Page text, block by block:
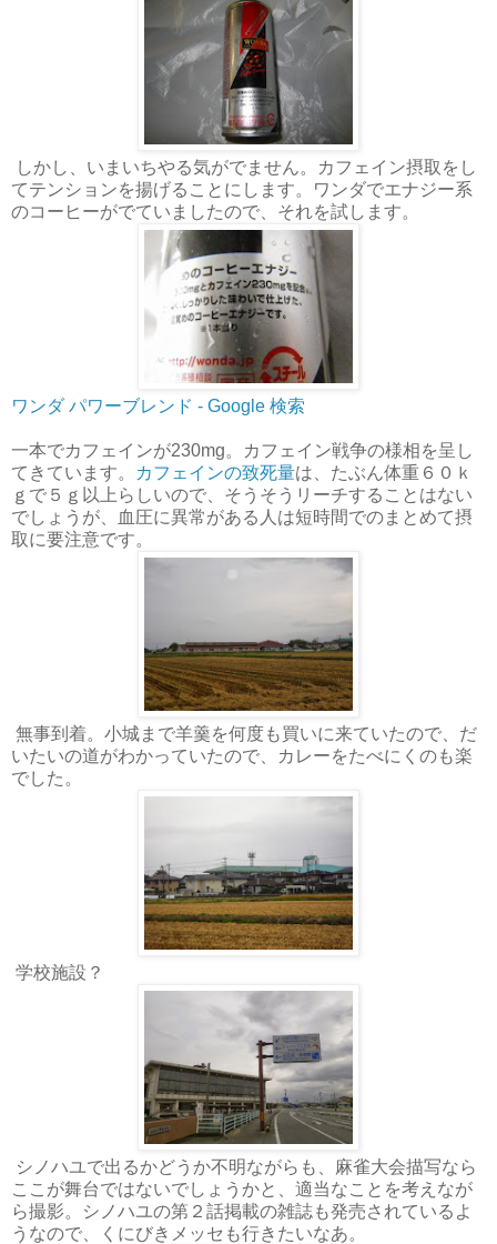
しかし、いまいちやる気がでません。カフェイン摂取をし
てテンションを揚げることにします。ワンダでエナジー系
のコーヒーがでていましたので、それを試します。
ワンダ パワーブレンド - Google 検索
一本でカフェインが230mg。カフェイン戦争の様相を呈し
てきています。
カフェインの致死量は、たぶん体重６０ｋ
ｇで５ｇ以上らしいので、そうそうリーチすることはない
でしょうが、血圧に異常がある人は短時間でのまとめて摂
取に要注意です。
無事到着。小城まで羊羹を何度も買いに来ていたので、だ
いたいの道がわかっていたので、カレーをたべにくのも楽
でした。
学校施設？
シノハユで出るかどうか不明ながらも、麻雀大会描写なら
ここが舞台ではないでしょうかと、適当なことを考えなが
ら撮影。シノハユの第２話掲載の雑誌も発売されているよ
うなので、くにびきメッセも行きたいなあ。